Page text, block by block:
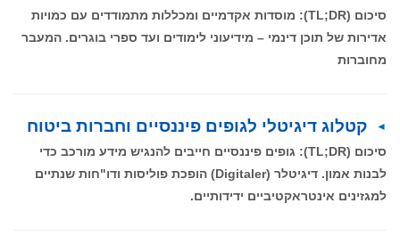
סיכום (TL;DR): מוסדות אקדמיים ומכללות מתמודדים עם כמויות
אדירות של תוכן דינמי – מידיעוני לימודים ועד ספרי בוגרים. המעבר
מחוברות
קטלוג דיגיטלי לגופים פיננסיים וחברות ביטוח
סיכום (TL;DR): גופים פיננסיים חייבים להנגיש מידע מורכב כדי
לבנות אמון. דיגיטלר (Digitaler) הופכת פוליסות ודו"חות שנתיים
למגזינים אינטראקטיביים ידידותיים.